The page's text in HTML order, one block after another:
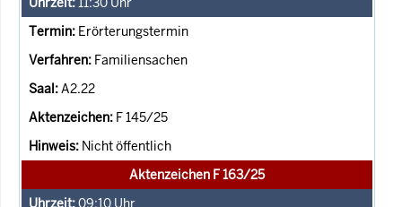
Erörterungstermin
Familiensachen
A2.22
F 145/25
Nicht öffentlich
Aktenzeichen F 163/25
09:10 Uhr